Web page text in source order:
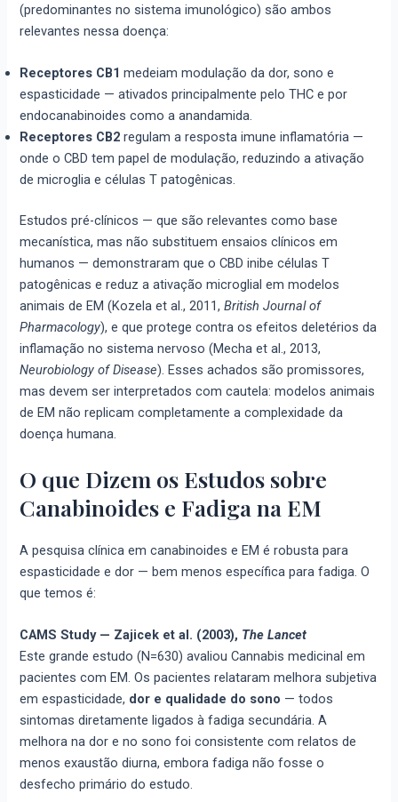
(predominantes no sistema imunológico) são ambos
relevantes nessa doença:
Receptores CB1 medeiam modulação da dor, sono e
espasticidade — ativados principalmente pelo THC e por
endocanabinoides como a anandamida.
Receptores CB2 regulam a resposta imune inflamatória —
onde o CBD tem papel de modulação, reduzindo a ativação
de microglia e células T patogênicas.
Estudos pré-clínicos — que são relevantes como base
mecanística, mas não substituem ensaios clínicos em
humanos — demonstraram que o CBD inibe células T
patogênicas e reduz a ativação microglial em modelos
animais de EM (Kozela et al., 2011,British Journal of
Pharmacology), e que protege contra os efeitos deletérios da
inflamação no sistema nervoso (Mecha et al., 2013,
Neurobiology of Disease). Esses achados são promissores,
mas devem ser interpretados com cautela: modelos animais
de EM não replicam completamente a complexidade da
doença humana.
O que Dizem os Estudos sobre
Canabinoides e Fadiga na EM
A pesquisa clínica em canabinoides e EM é robusta para
espasticidade e dor — bem menos específica para fadiga. O
que temos é:
CAMS Study — Zajicek et al. (2003), The Lancet
Este grande estudo (N=630) avaliou Cannabis medicinal em
pacientes com EM. Os pacientes relataram melhora subjetiva
em espasticidade, dor e qualidade do sono — todos
sintomas diretamente ligados à fadiga secundária. A
melhora na dor e no sono foi consistente com relatos de
menos exaustão diurna, embora fadiga não fosse o
desfecho primário do estudo.